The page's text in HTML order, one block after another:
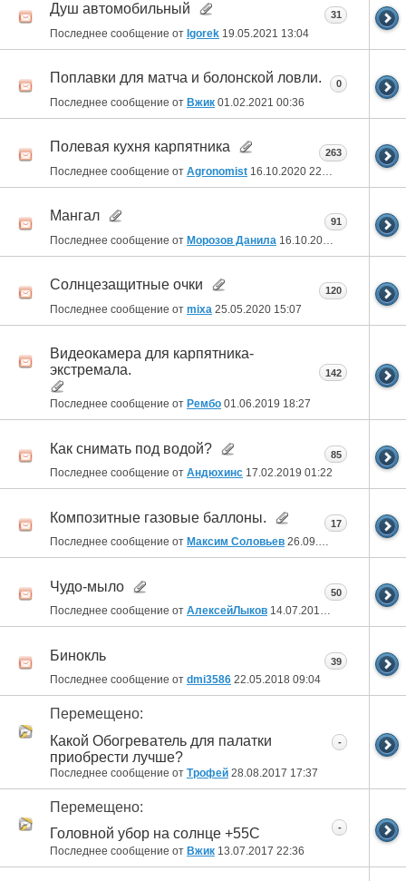
Душ автомобильный
Последнее сообщение от Igorek 19.05.2021 13:04
31
Поплавки для матча и болонской ловли.
Последнее сообщение от Вжик 01.02.2021 00:36
0
Полевая кухня карпятника
Последнее сообщение от Agronomist 16.10.2020 22:33
263
Мангал
Последнее сообщение от Морозов Данила 16.10.2020
91
Солнцезащитные очки
Последнее сообщение от mixa 25.05.2020 15:07
120
Видеокамера для карпятника-
экстремала.
Последнее сообщение от Рембо 01.06.2019 18:27
142
Как снимать под водой?
Последнее сообщение от Андюхинс 17.02.2019 01:22
85
Композитные газовые баллоны.
Последнее сообщение от Максим Соловьев 26.09.2018
17
Чудо-мыло
Последнее сообщение от АлексейЛыков 14.07.2018 18:31
50
Бинокль
Последнее сообщение от dmi3586 22.05.2018 09:04
39
Перемещено:
Какой Обогреватель для палатки
приобрести лучше?
Последнее сообщение от Трофей 28.08.2017 17:37
-
Перемещено:
Головной убор на солнце +55С
Последнее сообщение от Вжик 13.07.2017 22:36
-